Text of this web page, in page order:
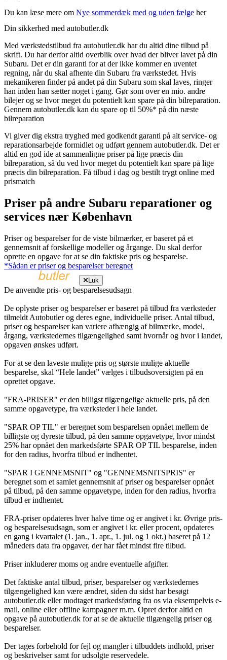
Du kan læse mere om Nye sommerdæk med og uden fælge her
Din sikkerhed med autobutler.dk
Med værkstedstilbud fra autobutler.dk har du altid dine tilbud på
skrift. Du har derfor altid overblik over hvad der bliver lavet på din
Subaru. Det er din garanti for at der ikke kommer en uventet
regning, når du skal afhente din Subaru fra værkstedet. Hvis
mekanikeren finder på andet på din Subaru som skal laves, ringer
han inden han sætter noget i gang. Gør som over en mio. andre
bilejer og se hvor meget du potentielt kan spare på din bilreparation.
Gennem autobutler.dk kan du spare op til 50%* på din næste
bilreparation
Vi giver dig ekstra tryghed med godkendt garanti på alt service- og
reparationsarbejde formidlet og udført gennem autobutler.dk. Det er
altid en god ide at sammenligne priser på lige præcis din
bilreparation, så du ved hvor meget du potentielt kan spare på lige
præcis din bilreparation. Få tilbud i dag og bestilt trygt online med
prismatch
Priser på andre Subaru reparationer og
services nær København
Priser og besparelser for de viste bilmærker, er baseret på et
gennemsnit af forskellige modeller og årgange. Du skal derfor
oprette en opgave for at se din faktiske pris og besparelse.
*Sådan er priser og besparelser beregnet
Luk
De anvendte pris- og besparelsesudsagn
De oplyste priser og besparelser er baseret på tilbud fra værksteder
tilmeldt Autobutler og deres egne, individuelle priser. Antal tilbud,
priser og besparelser kan variere afhængig af bilmærke, model,
årgang, værkstedernes tilgængelighed samt hvornår og hvor i landet,
opgaven ønskes udført.
For at se den laveste mulige pris og største mulige aktuelle
besparelse, skal “Hele landet” vælges i tilbudsoversigten på en
oprettet opgave.
"FRA-PRISER" er den billigst tilgængelige aktuelle pris, på den
samme opgavetype, fra værksteder i hele landet.
"SPAR OP TIL" er beregnet som besparelsen opnået mellem de
billigste og dyreste tilbud, på den samme opgavetype, hvor mindst
25% har opnået den markedsførte SPAR OP TIL besparelse, inden
for den radius, hvorfra tilbud er indhentet.
"SPAR I GENNEMSNIT" og "GENNEMSNITSPRIS" er
beregnet som et samlet gennemsnit af priser og besparelser opnået
på tilbud, på den samme opgavetype, inden for den radius, hvorfra
tilbud er indhentet.
FRA-priser opdateres hver halve time og er angivet i kr. Øvrige pris-
og besparelsesudsagn, som er angivet i kr. eller procent, opdateres
en gang i kvartalet (1. jan., 1. apr., 1. jul. og 1 okt.) baseret på 12
måneders data fra opgaver, der har fået mindst fire tilbud.
Priser inkluderer moms og andre eventuelle afgifter.
Det faktiske antal tilbud, priser, besparelser og værkstedernes
tilgængelighed kan være ændret, siden du sidst har besøgt
autobutler.dk eller modtaget markedsføring fra os via eksempelvis e-
mail, online eller offline kampagner m.m. Opret derfor altid en
opgave på autobutler.dk for at se de aktuelle tilgængelig priser og
besparelser.
Der tages forbehold for fejl og mangler i tilbuddets indhold, priser
og beskrivelser samt for udsolgte reservedele.